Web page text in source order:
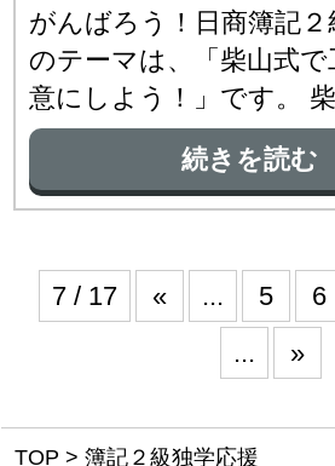
がんばろう！日商簿記２
のテーマは、「柴山式
意にしよう！」です。
続きを読む
7 / 17 « ... 5 6
...
»
TOP > 簿記２級独学応援